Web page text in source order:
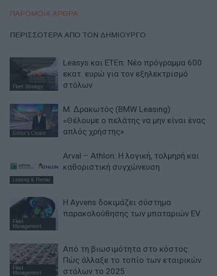
ΠΑΡΟΜΟΙΑ ΑΡΘΡΑ
ΠΕΡΙΣΣΟΤΕΡΑ ΑΠΟ ΤΟΝ ΔΗΜΙΟΥΡΓΟ
Fleet Strategy
Leasys και ΕΤΕπ: Νέο πρόγραμμα 600
εκατ. ευρώ για τον εξηλεκτρισμό
στόλων
Editor's Choice
Μ. Δρακωτός (BMW Leasing):
«Θέλουμε ο πελάτης να μην είναι ένας
απλός χρήστης»
Leasing & Rental
Arval – Athlon: Η λογική, τολμηρή και
καθοριστική συγχώνευση
Fleet
Management
Η Ayvens δοκιμάζει σύστημα
παρακολούθησης των μπαταριών EV
Fleet
Management
Από τη βιωσιμότητα στο κόστος:
Πώς άλλαξε το τοπίο των εταιρικών
στόλων το 2025